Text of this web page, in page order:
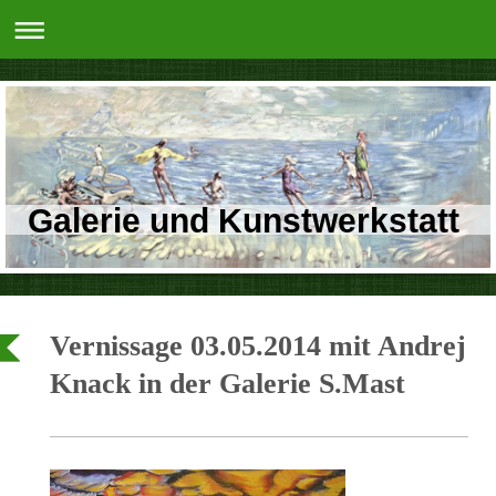
Galerie und Kunstwerkstatt
Vernissage 03.05.2014 mit Andrej
Knack in der Galerie S.Mast